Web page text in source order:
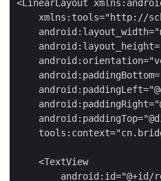
<LinearLayout
xmlns:tools="http://
    <TextView
android:id="@+id/